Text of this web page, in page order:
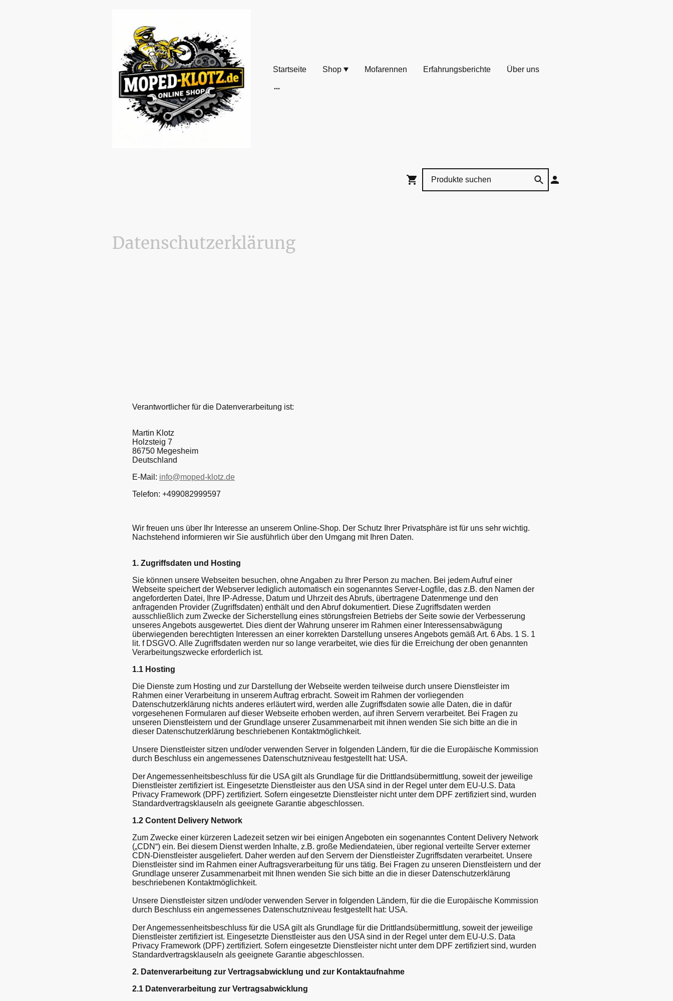
Startseite Shop Mofarennen Erfahrungsberichte Über uns
Datenschutzerklärung
Verantwortlicher für die Datenverarbeitung ist:
Martin Klotz
Holzsteig 7
86750 Megesheim
Deutschland
E-Mail: info@moped-klotz.de
Telefon: +499082999597
Wir freuen uns über Ihr Interesse an unserem Online-Shop. Der Schutz Ihrer Privatsphäre ist für uns sehr wichtig.
Nachstehend informieren wir Sie ausführlich über den Umgang mit Ihren Daten.
1. Zugriffsdaten und Hosting
Sie können unsere Webseiten besuchen, ohne Angaben zu Ihrer Person zu machen. Bei jedem Aufruf einer
Webseite speichert der Webserver lediglich automatisch ein sogenanntes Server-Logfile, das z.B. den Namen der
angeforderten Datei, Ihre IP-Adresse, Datum und Uhrzeit des Abrufs, übertragene Datenmenge und den
anfragenden Provider (Zugriffsdaten) enthält und den Abruf dokumentiert. Diese Zugriffsdaten werden
ausschließlich zum Zwecke der Sicherstellung eines störungsfreien Betriebs der Seite sowie der Verbesserung
unseres Angebots ausgewertet. Dies dient der Wahrung unserer im Rahmen einer Interessensabwägung
überwiegenden berechtigten Interessen an einer korrekten Darstellung unseres Angebots gemäß Art. 6 Abs. 1 S. 1
lit. f DSGVO. Alle Zugriffsdaten werden nur so lange verarbeitet, wie dies für die Erreichung der oben genannten
Verarbeitungszwecke erforderlich ist.
1.1 Hosting
Die Dienste zum Hosting und zur Darstellung der Webseite werden teilweise durch unsere Dienstleister im
Rahmen einer Verarbeitung in unserem Auftrag erbracht. Soweit im Rahmen der vorliegenden
Datenschutzerklärung nichts anderes erläutert wird, werden alle Zugriffsdaten sowie alle Daten, die in dafür
vorgesehenen Formularen auf dieser Webseite erhoben werden, auf ihren Servern verarbeitet. Bei Fragen zu
unseren Dienstleistern und der Grundlage unserer Zusammenarbeit mit ihnen wenden Sie sich bitte an die in
dieser Datenschutzerklärung beschriebenen Kontaktmöglichkeit.
Unsere Dienstleister sitzen und/oder verwenden Server in folgenden Ländern, für die die Europäische Kommission
durch Beschluss ein angemessenes Datenschutzniveau festgestellt hat: USA.
Der Angemessenheitsbeschluss für die USA gilt als Grundlage für die Drittlandsübermittlung, soweit der jeweilige
Dienstleister zertifiziert ist. Eingesetzte Dienstleister aus den USA sind in der Regel unter dem EU-U.S. Data
Privacy Framework (DPF) zertifiziert. Sofern eingesetzte Dienstleister nicht unter dem DPF zertifiziert sind, wurden
Standardvertragsklauseln als geeignete Garantie abgeschlossen.
1.2 Content Delivery Network
Zum Zwecke einer kürzeren Ladezeit setzen wir bei einigen Angeboten ein sogenanntes Content Delivery Network
(„CDN“) ein. Bei diesem Dienst werden Inhalte, z.B. große Mediendateien, über regional verteilte Server externer
CDN-Dienstleister ausgeliefert. Daher werden auf den Servern der Dienstleister Zugriffsdaten verarbeitet. Unsere
Dienstleister sind im Rahmen einer Auftragsverarbeitung für uns tätig. Bei Fragen zu unseren Dienstleistern und der
Grundlage unserer Zusammenarbeit mit Ihnen wenden Sie sich bitte an die in dieser Datenschutzerklärung
beschriebenen Kontaktmöglichkeit.
Unsere Dienstleister sitzen und/oder verwenden Server in folgenden Ländern, für die die Europäische Kommission
durch Beschluss ein angemessenes Datenschutzniveau festgestellt hat: USA.
Der Angemessenheitsbeschluss für die USA gilt als Grundlage für die Drittlandsübermittlung, soweit der jeweilige
Dienstleister zertifiziert ist. Eingesetzte Dienstleister aus den USA sind in der Regel unter dem EU-U.S. Data
Privacy Framework (DPF) zertifiziert. Sofern eingesetzte Dienstleister nicht unter dem DPF zertifiziert sind, wurden
Standardvertragsklauseln als geeignete Garantie abgeschlossen.
2. Datenverarbeitung zur Vertragsabwicklung und zur Kontaktaufnahme
2.1 Datenverarbeitung zur Vertragsabwicklung